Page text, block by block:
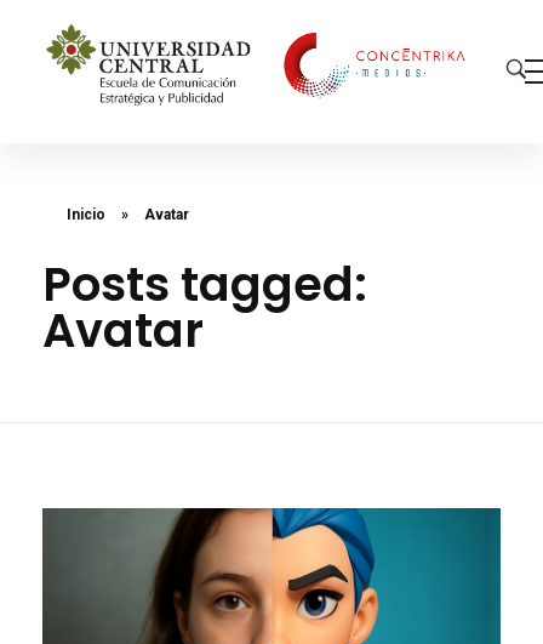
Inicio » Avatar
Posts tagged:
Avatar